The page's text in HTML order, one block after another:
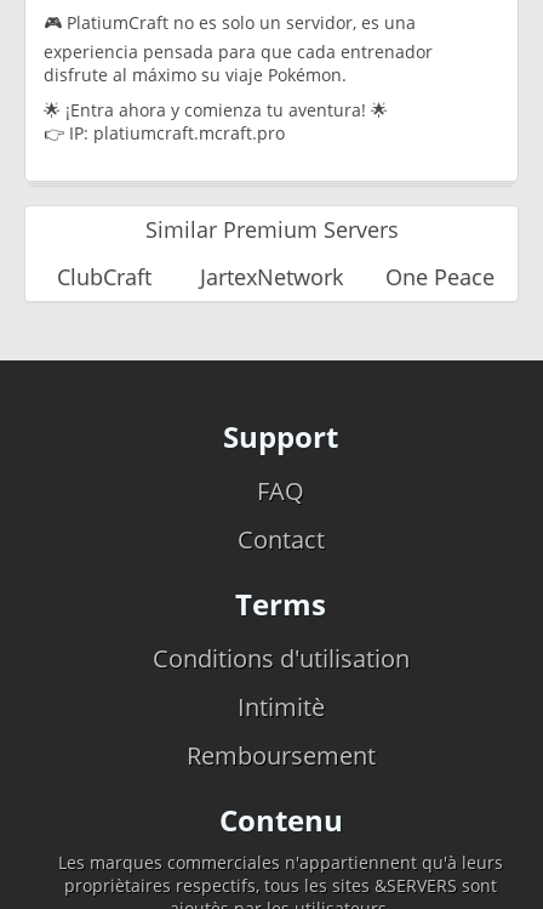
🎮 PlatiumCraft no es solo un servidor, es una
experiencia pensada para que cada entrenador
disfrute al máximo su viaje Pokémon.
🌟 ¡Entra ahora y comienza tu aventura! 🌟
👉 IP: platiumcraft.mcraft.pro
Similar Premium Servers
ClubCraft
JartexNetwork One Peace
Support
FAQ
Contact
Terms
Conditions d'utilisation
Intimitè
Remboursement
Contenu
Les marques commerciales n'appartiennent qu'à leurs
propriètaires respectifs, tous les sites &SERVERS sont